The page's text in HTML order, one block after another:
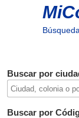
Buscar por
Buscar por